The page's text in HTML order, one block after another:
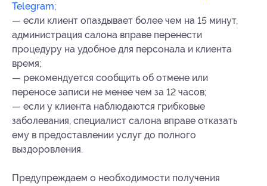
Telegram;
— если клиент опаздывает более чем на 15 минут,
администрация салона вправе перенести
процедуру на удобное для персонала и клиента
время;
— рекомендуется сообщить об отмене или
переносе записи не менее чем за 12 часов;
— если у клиента наблюдаются грибковые
заболевания, специалист салона вправе отказать
ему в предоставлении услуг до полного
выздоровления.
Предупреждаем о необходимости получения